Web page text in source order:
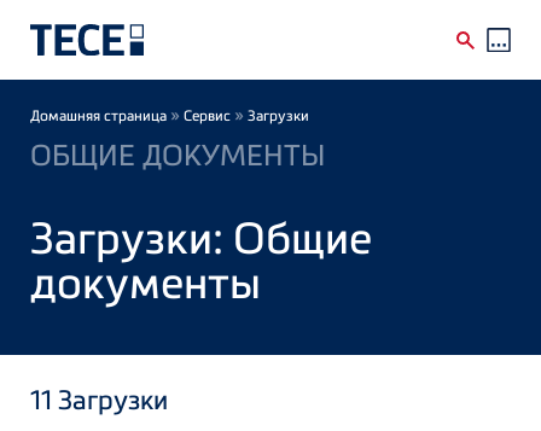
Breadcrumb
Домашняя страница » Сервис » Загрузки
ОБЩИЕ ДОКУМЕНТЫ
Загрузки: Общие
документы
11 Загрузки